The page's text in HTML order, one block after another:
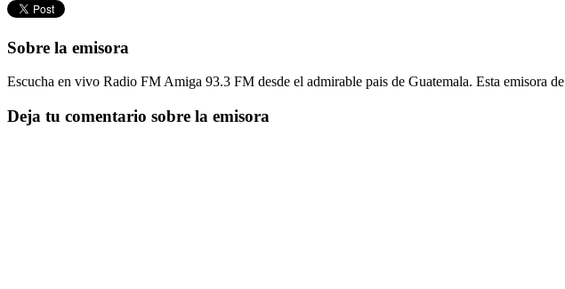
Sobre la emisora
Escucha en vivo Radio FM Amiga 93.3 FM desde el admirable pais de Guatemala. Esta emisora
Deja tu comentario sobre la emisora